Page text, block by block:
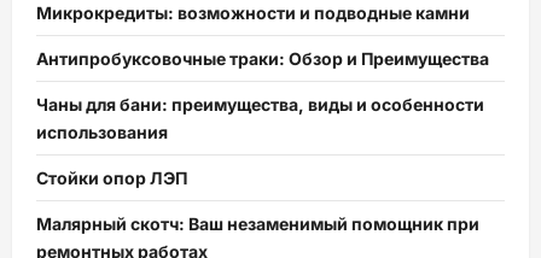
Микрокредиты: возможности и подводные камни
Антипробуксовочные траки: Обзор и Преимущества
Чаны для бани: преимущества, виды и особенности
использования
Стойки опор ЛЭП
Малярный скотч: Ваш незаменимый помощник при
ремонтных работах